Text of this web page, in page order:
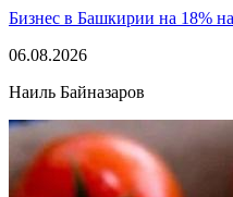
Бизнес в Башкирии на 18%
06.08.2026
Наиль Байназаров